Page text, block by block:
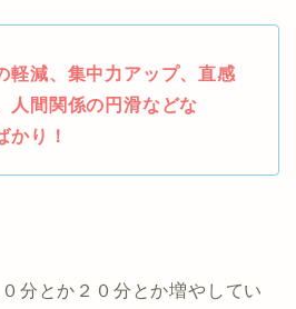
軽減、集中力アップ、直感
人間関係の円滑などな
かり！
分とか２０分とか増やしてい